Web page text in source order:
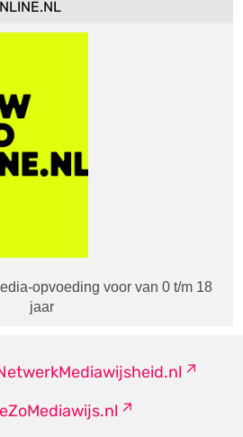
opvoeding voor van 0 t/m 18
jaar